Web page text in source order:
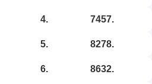
4. 7457.
5. 8278.
6. 8632.